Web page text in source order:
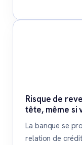
Risque de
tête, même si
La banque se
relation de